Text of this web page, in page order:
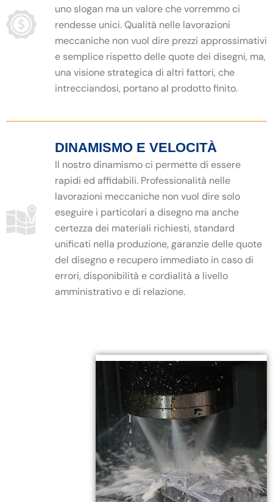
uno slogan ma un valore che vorremmo ci
rendesse unici. Qualità nelle lavorazioni
meccaniche non vuol dire prezzi approssimativi
e semplice rispetto delle quote dei disegni, ma,
una visione strategica di altri fattori, che
intrecciandosi, portano al prodotto finito.
DINAMISMO E VELOCITÀ
Il nostro dinamismo ci permette di essere
rapidi ed affidabili. Professionalità nelle
lavorazioni meccaniche non vuol dire solo
eseguire i particolari a disegno ma anche
certezza dei materiali richiesti, standard
unificati nella produzione, garanzie delle quote
del disegno e recupero immediato in caso di
errori, disponibilità e cordialità a livello
amministrativo e di relazione.